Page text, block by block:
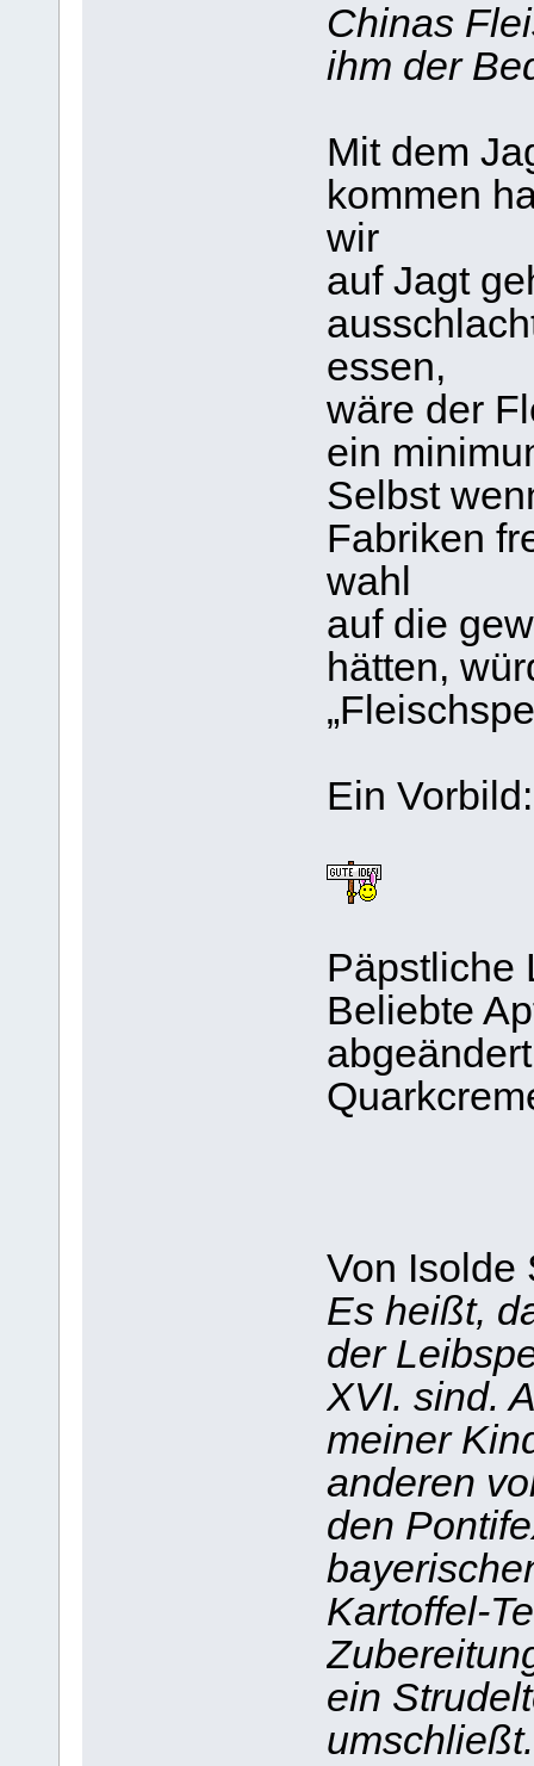
Chinas
ihm der
Mit dem
kommen
wir
auf Jagt
essen,
wäre der
ein
Selbst
Fabriken
wahl
auf die
hätten,
Ein Vorbild:
Päpstliche
Beliebte
Von Isolde
Es heißt,
der
XVI. sind.
meiner
anderen
den
Kartoffel-
ein
umschließt.